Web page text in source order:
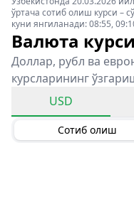
ўртача сотиб олиш курси –
куни янгиланади: 08:55,
Валюта
Доллар, рубл ва
курсларининг
USD
Сотиб олиш